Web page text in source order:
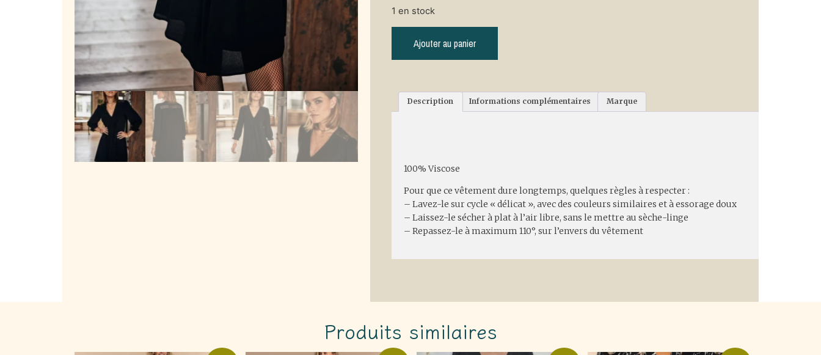
1 en stock
Ajouter au panier
Description Informations complémentaires Marque
100% Viscose
Pour que ce vêtement dure longtemps, quelques règles à respecter :
– Lavez-le sur cycle « délicat », avec des couleurs similaires et à essorage doux
– Laissez-le sécher à plat à l’air libre, sans le mettre au sèche-linge
– Repassez-le à maximum 110°, sur l’envers du vêtement
Produits similaires